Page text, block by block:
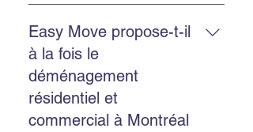
Les clients soulignent une équipe
professionnelle, ponctuelle,
efficace, et des prix raisonnables.
Easy Move propose-t-il
à la fois le
déménagement
résidentiel et
commercial à Montréal